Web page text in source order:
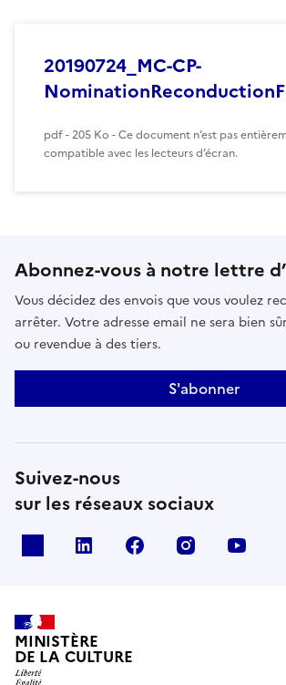
20190724_MC-CP-
pdf - 205 Ko - Ce document n’est pas
compatible avec les lecteurs d’écran.
Abonnez-vous à notre lettre
Vous décidez des envois que vous voulez
arrêter. Votre adresse email ne sera bien
ou revendue à des tiers.
S'abonner
Suivez-nous
sur les réseaux sociaux
linkedin facebook instagram
MINISTÈRE
DE LA CULTURE